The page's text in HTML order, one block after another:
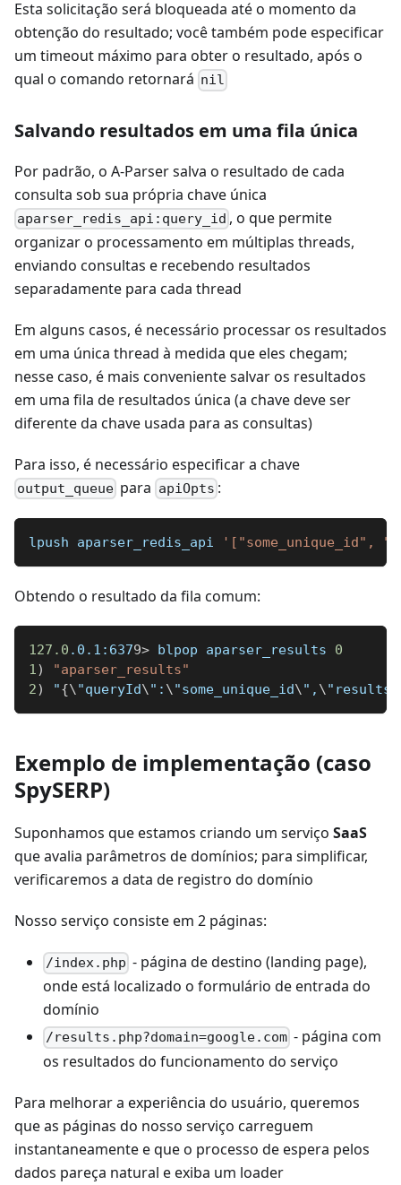
Esta solicitação será bloqueada até o momento da
obtenção do resultado; você também pode especificar
um timeout máximo para obter o resultado, após o
qual o comando retornará nil
Salvando resultados em uma fila única
Por padrão, o A-Parser salva o resultado de cada
consulta sob sua própria chave única
aparser_redis_api:query_id , o que permite
organizar o processamento em múltiplas threads,
enviando consultas e recebendo resultados
separadamente para cada thread
Em alguns casos, é necessário processar os resultados
em uma única thread à medida que eles chegam;
nesse caso, é mais conveniente salvar os resultados
em uma fila de resultados única (a chave deve ser
diferente da chave usada para as consultas)
Para isso, é necessário especificar a chave
output_queue para apiOpts :
lpush aparser_redis_api '["some_unique_id",
Obtendo o resultado da fila comum:
127.0 .0.1:6379> blpop aparser_results 0
1)
"aparser_results"
2) "{\"queryId\": \"some_unique_id\", \"results
Exemplo de implementação (caso
SpySERP)
Suponhamos que estamos criando um serviço SaaS
que avalia parâmetros de domínios; para simplificar,
verificaremos a data de registro do domínio
Nosso serviço consiste em 2 páginas:
/index.php - página de destino (landing page),
onde está localizado o formulário de entrada do
domínio
/results.php?domain=google.com - página com
os resultados do funcionamento do serviço
Para melhorar a experiência do usuário, queremos
que as páginas do nosso serviço carreguem
instantaneamente e que o processo de espera pelos
dados pareça natural e exiba um loader